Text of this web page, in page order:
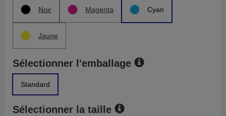
Noir Magenta Cyan
Jaune
Sélectionner l'emballage
Standard
Sélectionner la taille